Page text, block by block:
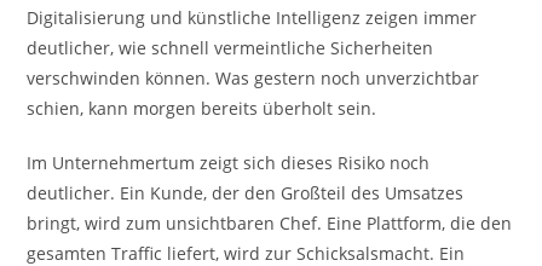
Digitalisierung und künstliche Intelligenz zeigen immer
deutlicher, wie schnell vermeintliche Sicherheiten
verschwinden können. Was gestern noch unverzichtbar
schien, kann morgen bereits überholt sein.
Im Unternehmertum zeigt sich dieses Risiko noch
deutlicher. Ein Kunde, der den Großteil des Umsatzes
bringt, wird zum unsichtbaren Chef. Eine Plattform, die den
gesamten Traffic liefert, wird zur Schicksalsmacht. Ein